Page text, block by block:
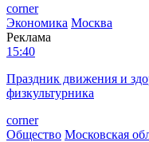
corner
Экономика Москва
Реклама
15:40
Праздник движения и
физкультурника
corner
Общество Московская